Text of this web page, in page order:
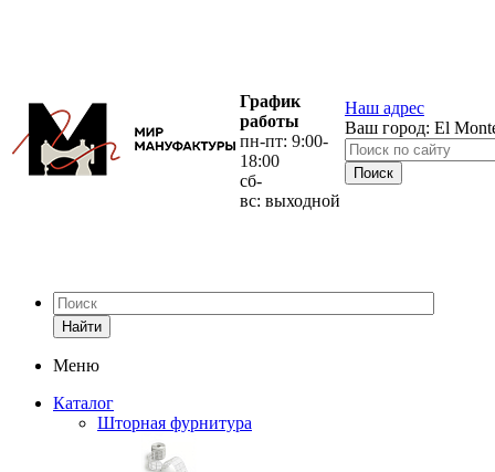
График
работы
пн-пт: 9:00-
18:00
сб-
вс: выходной
Наш адрес
Ваш город: El
Найти
Меню
Каталог
Шторная фурнитура